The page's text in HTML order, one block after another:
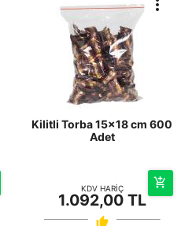
Kilitli Torba 15x18 cm 600
Adet
KDV HARİÇ
1.092,00 TL